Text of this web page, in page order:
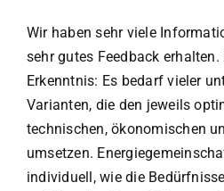
Wir haben sehr viele
sehr gutes Feedback
Erkenntnis: Es bedarf vieler
Varianten, die den jeweils
technischen, ökonomischen
umsetzen.
individuell, wie die